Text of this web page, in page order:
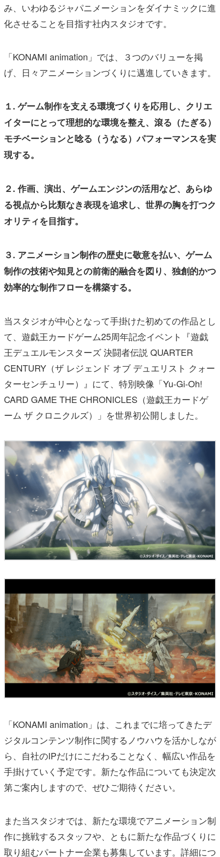
み、いわゆるジャパニメーションをダイナミックに進
化させることを目指す社内スタジオです。
「KONAMI animation」では、３つのバリューを掲
げ、日々アニメーションづくりに邁進していきます。
１. ゲーム制作を支える環境づくりを応用し、クリエ
イターにとって理想的な環境を整え、滾る（たぎる）
モチベーションと唸る（うなる）パフォーマンスを実
現する。
２. 作画、演出、ゲームエンジンの活用など、あらゆ
る視点から比類なき表現を追求し、世界の胸を打つク
オリティを目指す。
３. アニメーション制作の歴史に敬意を払い、ゲーム
制作の技術や知見との前衛的融合を図り、独創的かつ
効率的な制作フローを構築する。
当スタジオが中心となって手掛けた初めての作品とし
て、遊戯王カードゲーム25周年記念イベント『遊戯
王デュエルモンスターズ 決闘者伝説 QUARTER
CENTURY（ザ レジェンド オブ デュエリスト クォー
ターセンチュリー）』にて、特別映像「Yu-Gi-Oh!
CARD GAME THE CHRONICLES（遊戯王カードゲ
ーム ザ クロニクルズ）」を世界初公開しました。
「KONAMI animation」は、これまでに培ってきたデ
ジタルコンテンツ制作に関するノウハウを活かしなが
ら、自社のIPだけにこだわることなく、幅広い作品を
手掛けていく予定です。新たな作品についても決定次
第ご案内しますので、ぜひご期待ください。
また当スタジオでは、新たな環境でアニメーション制
作に挑戦するスタッフや、ともに新たな作品づくりに
取り組むパートナー企業も募集しています。詳細につ